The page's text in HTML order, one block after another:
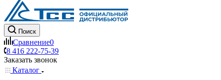
Поиск
Сравнение0
8 416 222-75-39
Заказать звонок
Каталог